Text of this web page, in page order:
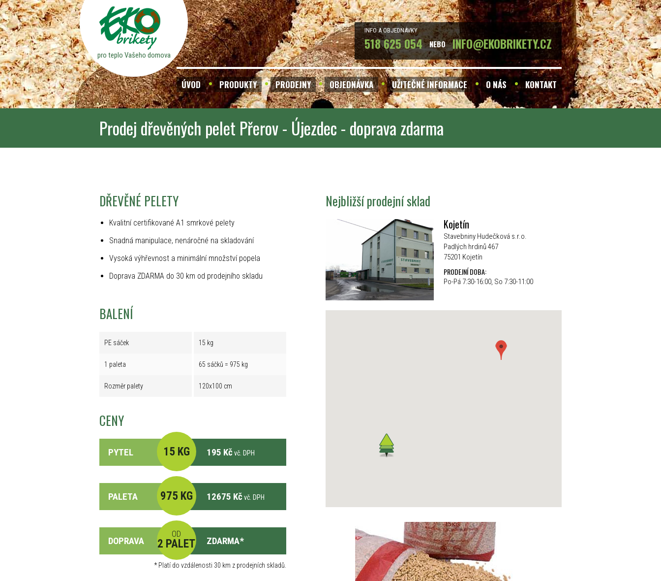
pro teplo Vašeho domova
INFO A OBJEDNÁVKY
518 625 054 NEBO INFO@EKOBRIKETY.CZ
ÚVOD PRODUKTY PRODEJNY OBJEDNÁVKA UŽITEČNÉ INFORMACE O NÁS KONTAKT
Prodej dřevěných pelet Přerov - Újezdec - doprava zdarma
DŘEVĚNÉ PELETY
Kvalitní certifikované A1 smrkové pelety
Snadná manipulace, nenáročné na skladování
Vysoká výhřevnost a minimální množství popela
Doprava ZDARMA do 30 km od prodejního skladu
BALENÍ
PE sáček 15 kg
1 paleta 65 sáčků = 975 kg
Rozměr palety 120x100 cm
CENY
PYTEL 15 KG 195 Kč vč. DPH
PALETA 975 KG 12675 Kč vč. DPH
DOPRAVA
OD
2 PALET ZDARMA*
*Platí do vzdálenosti 30 km z prodejních skladů.
Nejbližší prodejní sklad
Kojetín
Stavebniny Hudečková s.r.o.
Padlých hrdinů 467
75201 Kojetín
PRODEJNÍ DOBA:
Po-Pá 7:30-16:00, So 7:30-11:00